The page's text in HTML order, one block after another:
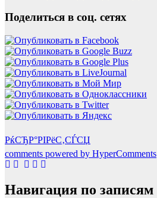
Поделиться в соц. сетях
РќСЂР°РІРёС‚СЃСЏ
comments powered by HyperComments
Навигация по записям